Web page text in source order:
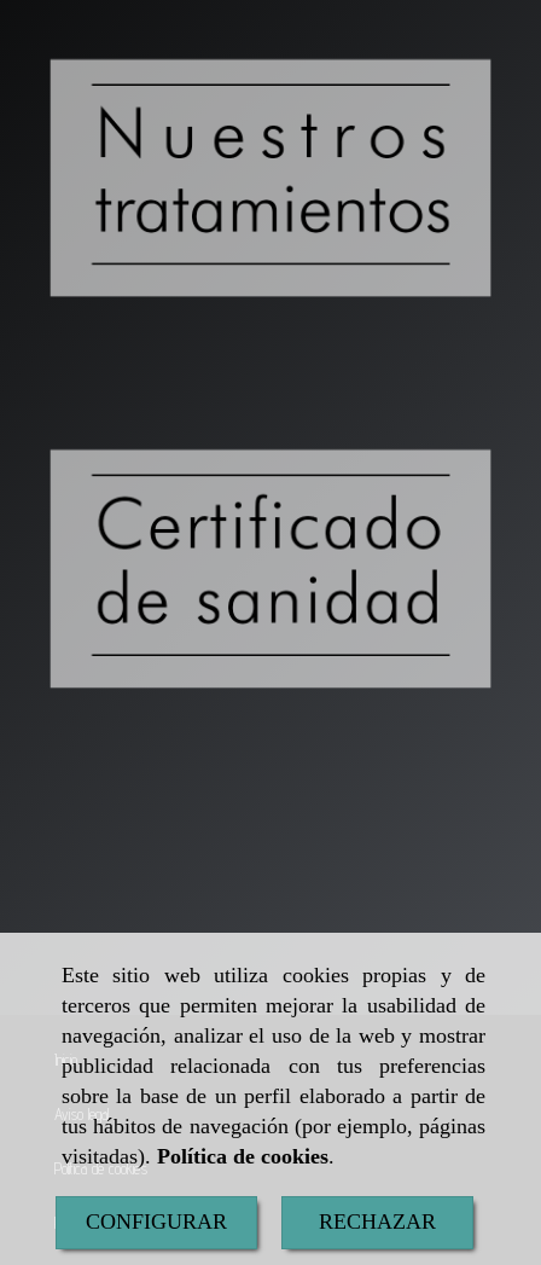
Este sitio web utiliza cookies propias y de
terceros que permiten mejorar la usabilidad de
navegación, analizar el uso de la web y mostrar
publicidad relacionada con tus preferencias
sobre la base de un perfil elaborado a partir de
tus hábitos de navegación (por ejemplo, páginas
visitadas). Política de cookies.
CONFIGURAR RECHAZAR
Inicio
Aviso legal
Política de cookies
Política de privacidad